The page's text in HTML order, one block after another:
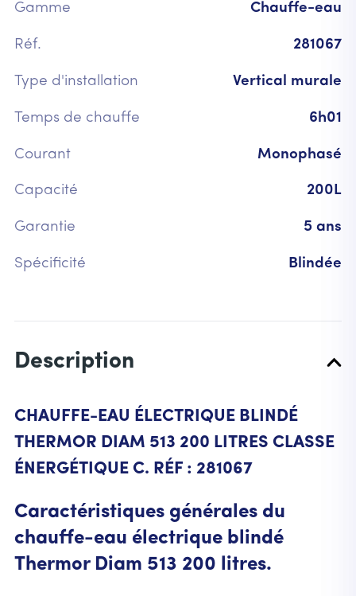
Gamme Chauffe-eau
Réf. 281067
Type d'installation Vertical murale
Temps de chauffe 6h01
Courant Monophasé
Capacité 200L
Garantie 5 ans
Spécificité Blindée
Description
CHAUFFE-EAU ÉLECTRIQUE BLINDÉ
THERMOR DIAM 513 200 LITRES CLASSE
ÉNERGÉTIQUE C. RÉF : 281067
Caractéristiques générales du
chauffe-eau électrique blindé
Thermor Diam 513 200 litres.